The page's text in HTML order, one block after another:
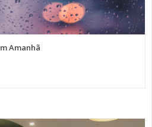
Amanhã